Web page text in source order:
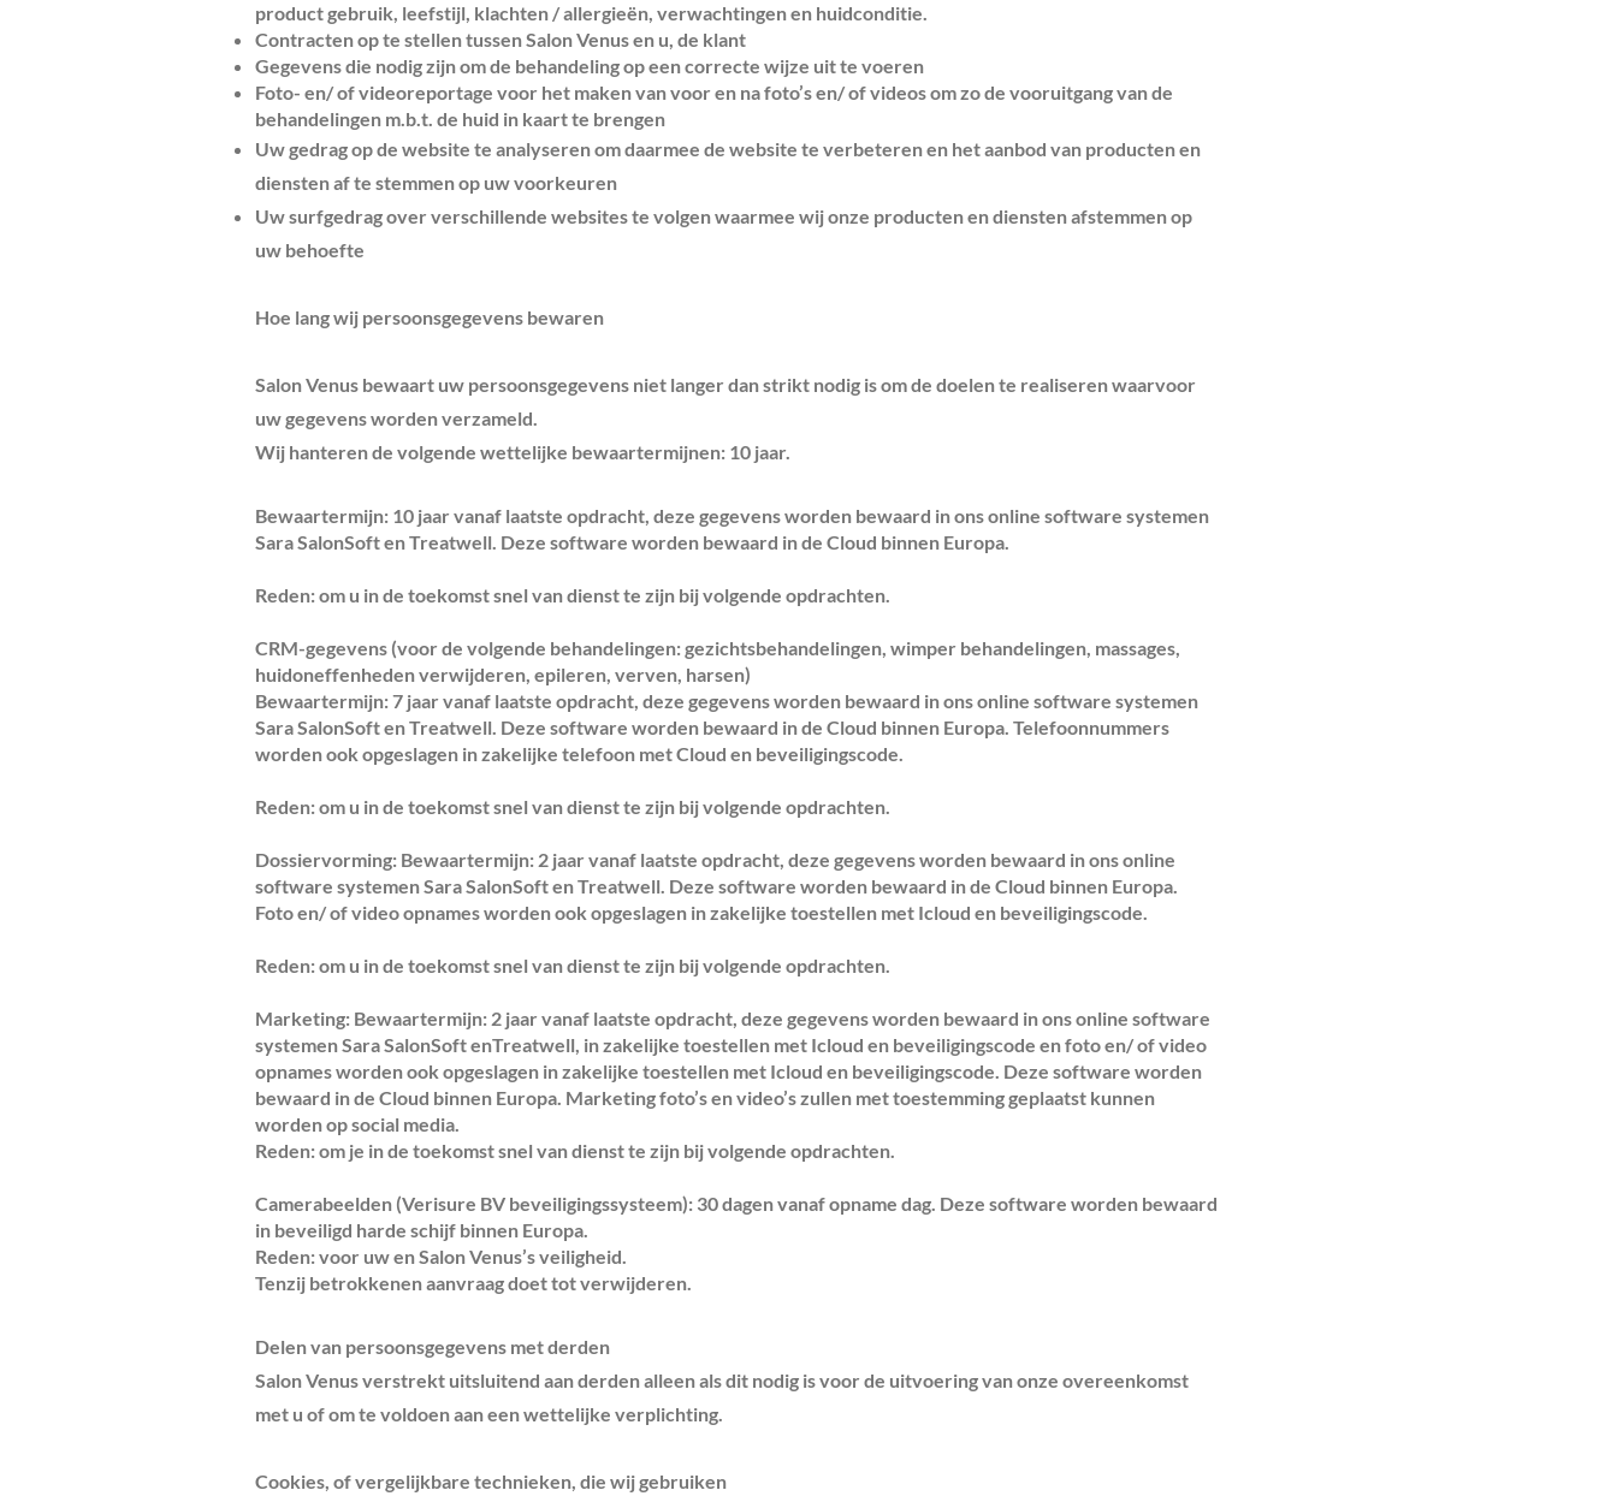
product gebruik, leefstijl, klachten / allergieën, verwachtingen en huidconditie.
Contracten op te stellen tussen Salon Venus en u, de klant
Gegevens die nodig zijn om de behandeling op een correcte wijze uit te voeren
Foto- en/ of videoreportage voor het maken van voor en na foto’s en/ of videos om zo de vooruitgang van de
behandelingen m.b.t. de huid in kaart te brengen
Uw gedrag op de website te analyseren om daarmee de website te verbeteren en het aanbod van producten en
diensten af te stemmen op uw voorkeuren
Uw surfgedrag over verschillende websites te volgen waarmee wij onze producten en diensten afstemmen op
uw behoefte
Hoe lang wij persoonsgegevens bewaren
Salon Venus bewaart uw persoonsgegevens niet langer dan strikt nodig is om de doelen te realiseren waarvoor
uw gegevens worden verzameld.
Wij hanteren de volgende wettelijke bewaartermijnen: 10 jaar.
Bewaartermijn: 10 jaar vanaf laatste opdracht, deze gegevens worden bewaard in ons online software systemen
Sara SalonSoft en Treatwell. Deze software worden bewaard in de Cloud binnen Europa.
Reden: om u in de toekomst snel van dienst te zijn bij volgende opdrachten.
CRM-gegevens (voor de volgende behandelingen: gezichtsbehandelingen, wimper behandelingen, massages,
huidoneffenheden verwijderen, epileren, verven, harsen)
Bewaartermijn: 7 jaar vanaf laatste opdracht, deze gegevens worden bewaard in ons online software systemen
Sara SalonSoft en Treatwell. Deze software worden bewaard in de Cloud binnen Europa. Telefoonnummers
worden ook opgeslagen in zakelijke telefoon met Cloud en beveiligingscode.
Reden: om u in de toekomst snel van dienst te zijn bij volgende opdrachten.
Dossiervorming: Bewaartermijn: 2 jaar vanaf laatste opdracht, deze gegevens worden bewaard in ons online
software systemen Sara SalonSoft en Treatwell. Deze software worden bewaard in de Cloud binnen Europa.
Foto en/ of video opnames worden ook opgeslagen in zakelijke toestellen met Icloud en beveiligingscode.
Reden: om u in de toekomst snel van dienst te zijn bij volgende opdrachten.
Marketing: Bewaartermijn: 2 jaar vanaf laatste opdracht, deze gegevens worden bewaard in ons online software
systemen Sara SalonSoft enTreatwell, in zakelijke toestellen met Icloud en beveiligingscode en foto en/ of video
opnames worden ook opgeslagen in zakelijke toestellen met Icloud en beveiligingscode. Deze software worden
bewaard in de Cloud binnen Europa. Marketing foto’s en video’s zullen met toestemming geplaatst kunnen
worden op social media.
Reden: om je in de toekomst snel van dienst te zijn bij volgende opdrachten.
Camerabeelden (Verisure BV beveiligingssysteem): 30 dagen vanaf opname dag. Deze software worden bewaard
in beveiligd harde schijf binnen Europa.
Reden: voor uw en Salon Venus’s veiligheid.
Tenzij betrokkenen aanvraag doet tot verwijderen.
Delen van persoonsgegevens met derden
Salon Venus verstrekt uitsluitend aan derden alleen als dit nodig is voor de uitvoering van onze overeenkomst
met u of om te voldoen aan een wettelijke verplichting.
Cookies, of vergelijkbare technieken, die wij gebruiken